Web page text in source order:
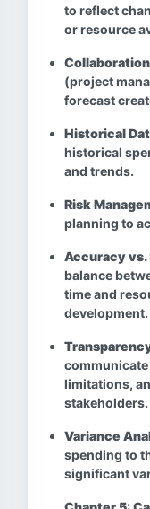
to reflect
or resource
(project
forecast
Historical
historical
and trends.
Risk
planning to
Accuracy
balance
time and
development.
limitations,
stakeholders.
Variance
spending to
significant